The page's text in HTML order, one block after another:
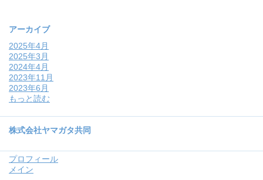
アーカイブ
2025年4月
2025年3月
2024年4月
2023年11月
2023年6月
もっと読む
株式会社ヤマガタ共同
プロフィール
メイン